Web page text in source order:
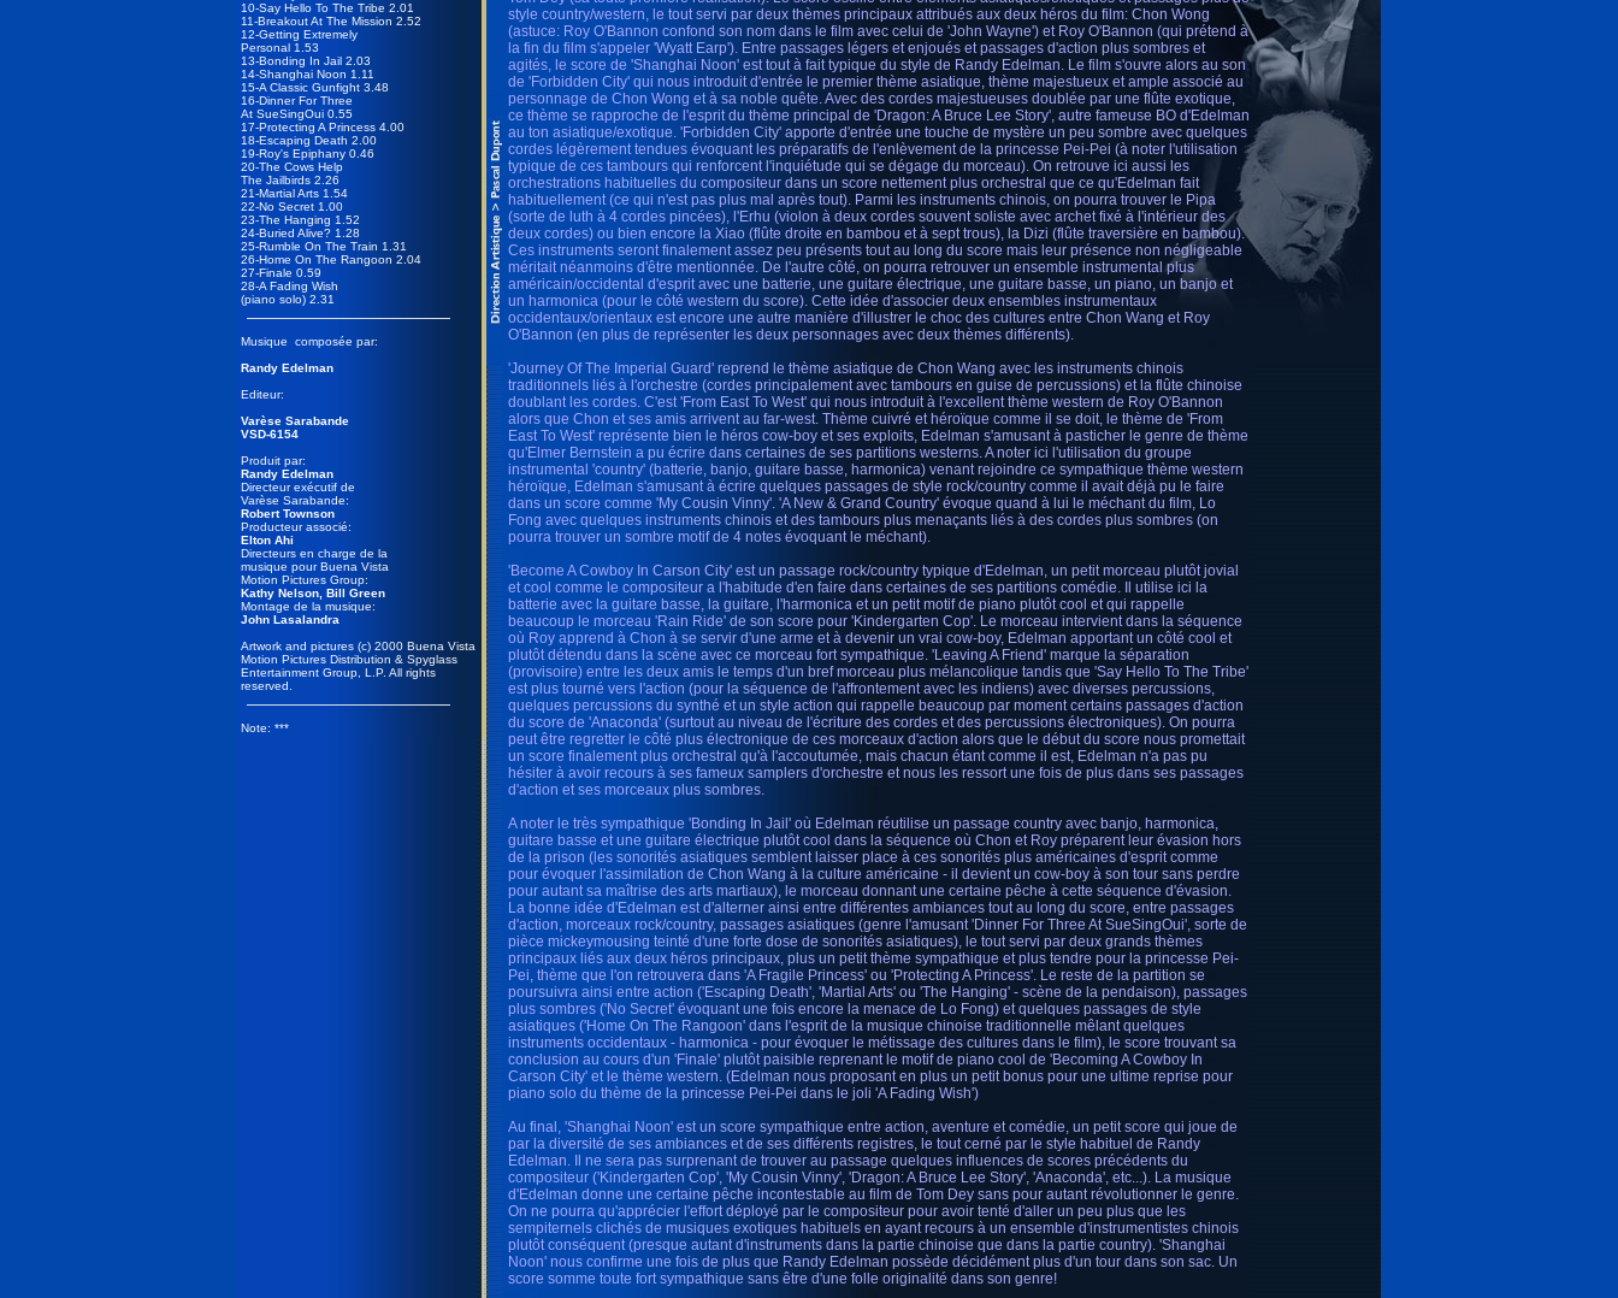
10-Say Hello To The Tribe 2.01
11-Breakout At The Mission 2.52
12-Getting Extremely
Personal 1.53
13-Bonding In Jail 2.03
14-Shanghai Noon 1.11
15-A Classic Gunfight 3.48
16-Dinner For Three
At SueSingOui 0.55
17-Protecting A Princess 4.00
18-Escaping Death 2.00
19-Roy's Epiphany 0.46
20-The Cows Help
The Jailbirds 2.26
21-Martial Arts 1.54
22-No Secret 1.00
23-The Hanging 1.52
24-Buried Alive? 1.28
25-Rumble On The Train 1.31
26-Home On The Rangoon 2.04
27-Finale 0.59
28-A Fading Wish
(piano solo) 2.31
Musique composée par:
Randy Edelman
Editeur:
Varèse Sarabande
VSD-6154
Produit par:
Randy Edelman
Directeur exécutif de
Varèse Sarabande:
Robert Townson
Producteur associé:
Elton Ahi
Directeurs en charge de la
musique pour Buena Vista
Motion Pictures Group:
Kathy Nelson, Bill Green
Montage de la musique:
John Lasalandra
Artwork and pictures (c) 2000 Buena Vista
Motion Pictures Distribution & Spyglass
Entertainment Group, L.P. All rights
reserved.
Note: ***
style country/western, le tout servi par deux thèmes principaux attribués aux deux héros du film: Chon Wong
(astuce: Roy O'Bannon confond son nom dans le film avec celui de 'John Wayne') et Roy O'Bannon (qui prétend à
la fin du film s'appeler 'Wyatt Earp'). Entre passages légers et enjoués et passages d'action plus sombres et
agités, le score de 'Shanghai Noon' est tout à fait typique du style de Randy Edelman. Le film s'ouvre alors au son
de 'Forbidden City' qui nous introduit d'entrée le premier thème asiatique, thème majestueux et ample associé au
personnage de Chon Wong et à sa noble quête. Avec des cordes majestueuses doublée par une flûte exotique,
ce thème se rapproche de l'esprit du thème principal de 'Dragon: A Bruce Lee Story', autre fameuse BO d'Edelman
au ton asiatique/exotique. 'Forbidden City' apporte d'entrée une touche de mystère un peu sombre avec quelques
cordes légèrement tendues évoquant les préparatifs de l'enlèvement de la princesse Pei-Pei (à noter l'utilisation
typique de ces tambours qui renforcent l'inquiétude qui se dégage du morceau). On retrouve ici aussi les
orchestrations habituelles du compositeur dans un score nettement plus orchestral que ce qu'Edelman fait
habituellement (ce qui n'est pas plus mal après tout). Parmi les instruments chinois, on pourra trouver le Pipa
(sorte de luth à 4 cordes pincées), l'Erhu (violon à deux cordes souvent soliste avec archet fixé à l'intérieur des
deux cordes) ou bien encore la Xiao (flûte droite en bambou et à sept trous), la Dizi (flûte traversière en bambou).
Ces instruments seront finalement assez peu présents tout au long du score mais leur présence non négligeable
méritait néanmoins d'être mentionnée. De l'autre côté, on pourra retrouver un ensemble instrumental plus
américain/occidental d'esprit avec une batterie, une guitare électrique, une guitare basse, un piano, un banjo et
un harmonica (pour le côté western du score). Cette idée d'associer deux ensembles instrumentaux
occidentaux/orientaux est encore une autre manière d'illustrer le choc des cultures entre Chon Wang et Roy
O'Bannon (en plus de représenter les deux personnages avec deux thèmes différents).
'Journey Of The Imperial Guard' reprend le thème asiatique de Chon Wang avec les instruments chinois
traditionnels liés à l'orchestre (cordes principalement avec tambours en guise de percussions) et la flûte chinoise
doublant les cordes. C'est 'From East To West' qui nous introduit à l'excellent thème western de Roy O'Bannon
alors que Chon et ses amis arrivent au far-west. Thème cuivré et héroïque comme il se doit, le thème de 'From
East To West' représente bien le héros cow-boy et ses exploits, Edelman s'amusant à pasticher le genre de thème
qu'Elmer Bernstein a pu écrire dans certaines de ses partitions westerns. A noter ici l'utilisation du groupe
instrumental 'country' (batterie, banjo, guitare basse, harmonica) venant rejoindre ce sympathique thème western
héroïque, Edelman s'amusant à écrire quelques passages de style rock/country comme il avait déjà pu le faire
dans un score comme 'My Cousin Vinny'. 'A New & Grand Country' évoque quand à lui le méchant du film, Lo
Fong avec quelques instruments chinois et des tambours plus menaçants liés à des cordes plus sombres (on
pourra trouver un sombre motif de 4 notes évoquant le méchant).
'Become A Cowboy In Carson City' est un passage rock/country typique d'Edelman, un petit morceau plutôt jovial
et cool comme le compositeur a l'habitude d'en faire dans certaines de ses partitions comédie. Il utilise ici la
batterie avec la guitare basse, la guitare, l'harmonica et un petit motif de piano plutôt cool et qui rappelle
beaucoup le morceau 'Rain Ride' de son score pour 'Kindergarten Cop'. Le morceau intervient dans la séquence
où Roy apprend à Chon à se servir d'une arme et à devenir un vrai cow-boy, Edelman apportant un côté cool et
plutôt détendu dans la scène avec ce morceau fort sympathique. 'Leaving A Friend' marque la séparation
(provisoire) entre les deux amis le temps d'un bref morceau plus mélancolique tandis que 'Say Hello To The Tribe'
est plus tourné vers l'action (pour la séquence de l'affrontement avec les indiens) avec diverses percussions,
quelques percussions du synthé et un style action qui rappelle beaucoup par moment certains passages d'action
du score de 'Anaconda' (surtout au niveau de l'écriture des cordes et des percussions électroniques). On pourra
peut être regretter le côté plus électronique de ces morceaux d'action alors que le début du score nous promettait
un score finalement plus orchestral qu'à l'accoutumée, mais chacun étant comme il est, Edelman n'a pas pu
hésiter à avoir recours à ses fameux samplers d'orchestre et nous les ressort une fois de plus dans ses passages
d'action et ses morceaux plus sombres.
A noter le très sympathique 'Bonding In Jail' où Edelman réutilise un passage country avec banjo, harmonica,
guitare basse et une guitare électrique plutôt cool dans la séquence où Chon et Roy préparent leur évasion hors
de la prison (les sonorités asiatiques semblent laisser place à ces sonorités plus américaines d'esprit comme
pour évoquer l'assimilation de Chon Wang à la culture américaine - il devient un cow-boy à son tour sans perdre
pour autant sa maîtrise des arts martiaux), le morceau donnant une certaine pêche à cette séquence d'évasion.
La bonne idée d'Edelman est d'alterner ainsi entre différentes ambiances tout au long du score, entre passages
d'action, morceaux rock/country, passages asiatiques (genre l'amusant 'Dinner For Three At SueSingOui', sorte de
pièce mickeymousing teinté d'une forte dose de sonorités asiatiques), le tout servi par deux grands thèmes
principaux liés aux deux héros principaux, plus un petit thème sympathique et plus tendre pour la princesse Pei-
Pei, thème que l'on retrouvera dans 'A Fragile Princess' ou 'Protecting A Princess'. Le reste de la partition se
poursuivra ainsi entre action ('Escaping Death', 'Martial Arts' ou 'The Hanging' - scène de la pendaison), passages
plus sombres ('No Secret' évoquant une fois encore la menace de Lo Fong) et quelques passages de style
asiatiques ('Home On The Rangoon' dans l'esprit de la musique chinoise traditionnelle mêlant quelques
instruments occidentaux - harmonica - pour évoquer le métissage des cultures dans le film), le score trouvant sa
conclusion au cours d'un 'Finale' plutôt paisible reprenant le motif de piano cool de 'Becoming A Cowboy In
Carson City' et le thème western. (Edelman nous proposant en plus un petit bonus pour une ultime reprise pour
piano solo du thème de la princesse Pei-Pei dans le joli 'A Fading Wish')
Au final, 'Shanghai Noon' est un score sympathique entre action, aventure et comédie, un petit score qui joue de
par la diversité de ses ambiances et de ses différents registres, le tout cerné par le style habituel de Randy
Edelman. Il ne sera pas surprenant de trouver au passage quelques influences de scores précédents du
compositeur ('Kindergarten Cop', 'My Cousin Vinny', 'Dragon: A Bruce Lee Story', 'Anaconda', etc...). La musique
d'Edelman donne une certaine pêche incontestable au film de Tom Dey sans pour autant révolutionner le genre.
On ne pourra qu'apprécier l'effort déployé par le compositeur pour avoir tenté d'aller un peu plus que les
sempiternels clichés de musiques exotiques habituels en ayant recours à un ensemble d'instrumentistes chinois
plutôt conséquent (presque autant d'instruments dans la partie chinoise que dans la partie country). 'Shanghai
Noon' nous confirme une fois de plus que Randy Edelman possède décidément plus d'un tour dans son sac. Un
score somme toute fort sympathique sans être d'une folle originalité dans son genre!